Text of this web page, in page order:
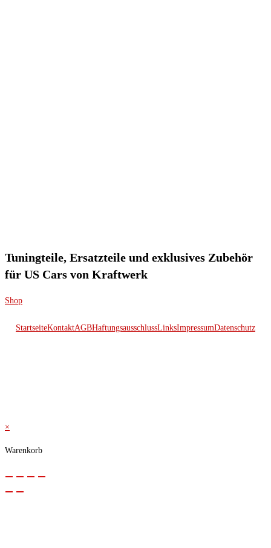
Tuningteile, Ersatzteile und exklusives Zubehör
für US Cars von Kraftwerk
Shop
StartseiteKontaktAGBHaftungsausschlussLinksImpressumDatenschutz
×
Warenkorb